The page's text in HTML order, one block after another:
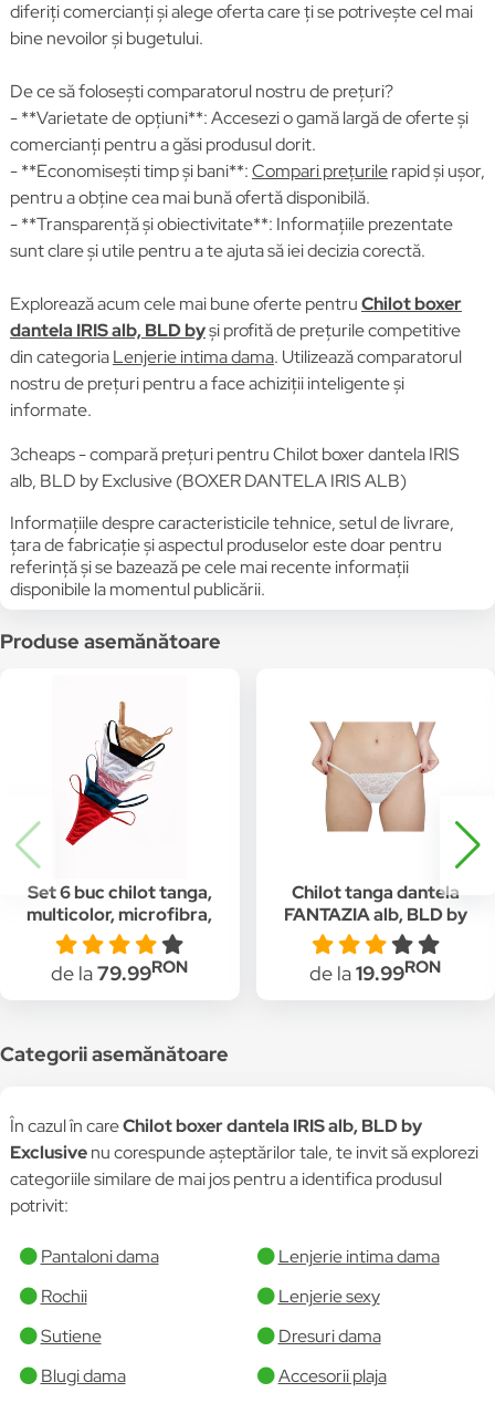
diferiți comercianți și alege oferta care ți se potrivește cel mai
bine nevoilor și bugetului.
De ce să folosești comparatorul nostru de prețuri?
- **Varietate de opțiuni**: Accesezi o gamă largă de oferte și
comercianți pentru a găsi produsul dorit.
- **Economisești timp și bani**:Compari prețurilerapid și ușor,
pentru a obține cea mai bună ofertă disponibilă.
- **Transparență și obiectivitate**: Informațiile prezentate
sunt clare și utile pentru a te ajuta să iei decizia corectă.
Explorează acum cele mai bune oferte pentruChilot boxer
dantela IRIS alb, BLD byși profită de prețurile competitive
din categoriaLenjerie intima dama. Utilizează comparatorul
nostru de prețuri pentru a face achiziții inteligente și
informate.
3cheaps - compară prețuri pentru Chilot boxer dantela IRIS
alb, BLD by Exclusive (BOXER DANTELA IRIS ALB)
Informațiile despre caracteristicile tehnice, setul de livrare,
țara de fabricație și aspectul produselor este doar pentru
referință și se bazează pe cele mai recente informații
disponibile la momentul publicării.
Produse asemănătoare
Set 6 buc chilot tanga,
multicolor, microfibra,
FANTAZIA, BLD by
Exclusive, Multicolor
de la79.99RON
Chilot tanga dantela
FANTAZIA alb, BLD by
Exclusive, Alb
de la19.99RON
Categorii asemănătoare
În cazul în careChilot boxer dantela IRIS alb, BLD by
Exclusivenu corespunde așteptărilor tale, te invit să explorezi
categoriile similare de mai jos pentru a identifica produsul
potrivit:
Pantaloni dama
Lenjerie intima dama
Rochii
Lenjerie sexy
Sutiene
Dresuri dama
Blugi dama
Accesorii plaja